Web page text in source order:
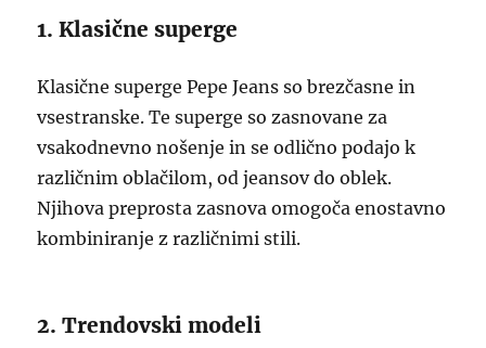
1. Klasične superge
Klasične superge Pepe Jeans so brezčasne in
vsestranske. Te superge so zasnovane za
vsakodnevno nošenje in se odlično podajo k
različnim oblačilom, od jeansov do oblek.
Njihova preprosta zasnova omogoča enostavno
kombiniranje z različnimi stili.
2. Trendovski modeli